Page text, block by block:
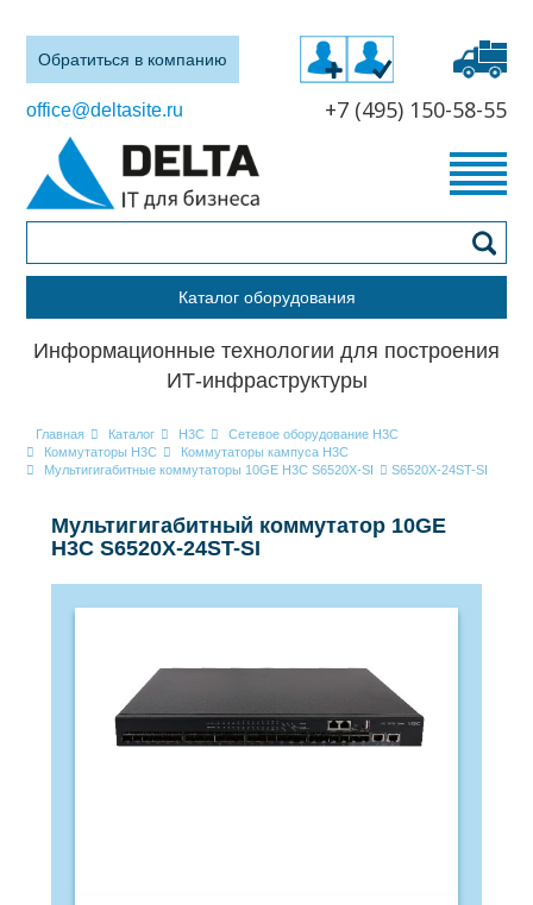
Обратиться в компанию
office@deltasite.ru +7 (495) 150-58-55
Каталог оборудования
Информационные технологии для построения
ИТ-инфраструктуры
Главная Каталог H3C
Сетевое оборудование H3C
Коммутаторы H3C
Коммутаторы кампуса H3C
Мультигигабитные коммутаторы 10GE H3C S6520X-SI
S6520X-24ST-SI
Мультигигабитный коммутатор 10GE
H3C S6520X-24ST-SI